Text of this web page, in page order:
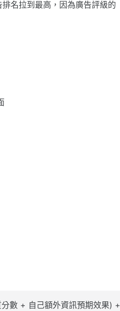
名拉到最高，因為廣告評級的
數 + 自己額外資訊預期效果)